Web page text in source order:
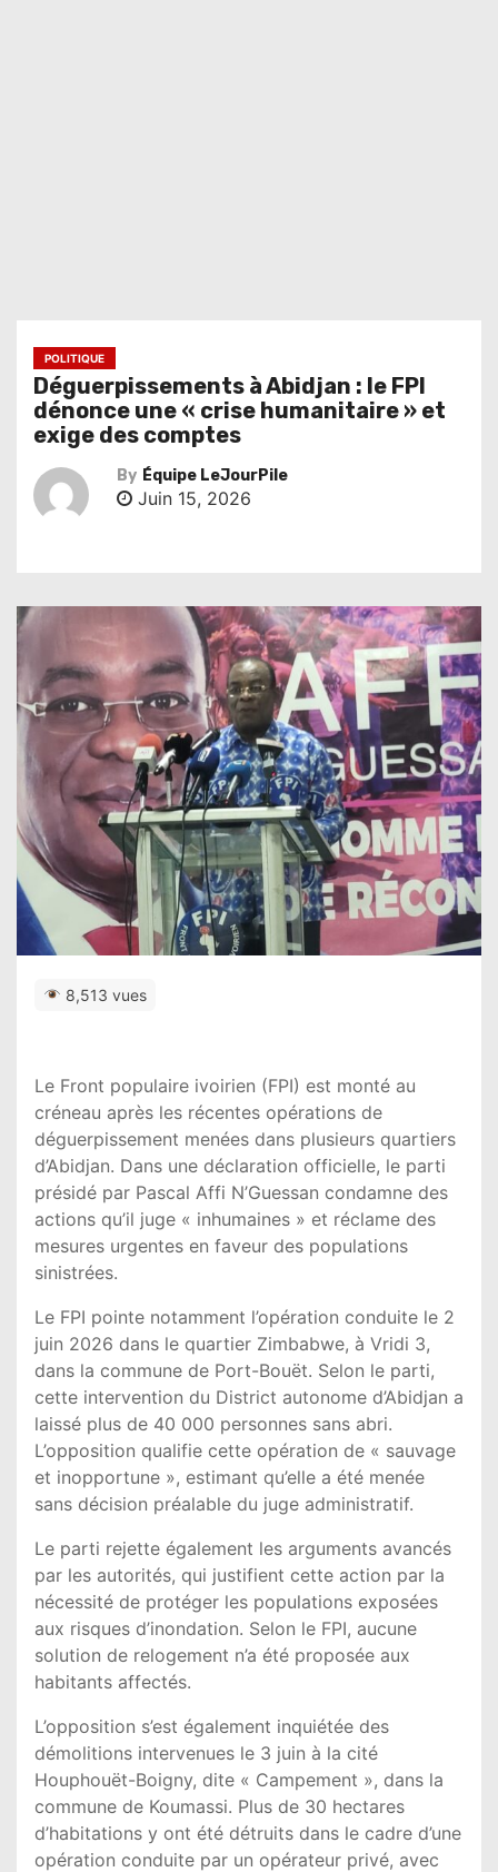
POLITIQUE
Déguerpissements à Abidjan : le FPI
dénonce une « crise humanitaire » et
exige des comptes
By Équipe LeJourPile
Juin 15, 2026
8,513 vues
Le Front populaire ivoirien (FPI) est monté au
créneau après les récentes opérations de
déguerpissement menées dans plusieurs quartiers
d’Abidjan. Dans une déclaration officielle, le parti
présidé par Pascal Affi N’Guessan condamne des
actions qu’il juge « inhumaines » et réclame des
mesures urgentes en faveur des populations
sinistrées.
Le FPI pointe notamment l’opération conduite le 2
juin 2026 dans le quartier Zimbabwe, à Vridi 3,
dans la commune de Port-Bouët. Selon le parti,
cette intervention du District autonome d’Abidjan a
laissé plus de 40 000 personnes sans abri.
L’opposition qualifie cette opération de « sauvage
et inopportune », estimant qu’elle a été menée
sans décision préalable du juge administratif.
Le parti rejette également les arguments avancés
par les autorités, qui justifient cette action par la
nécessité de protéger les populations exposées
aux risques d’inondation. Selon le FPI, aucune
solution de relogement n’a été proposée aux
habitants affectés.
L’opposition s’est également inquiétée des
démolitions intervenues le 3 juin à la cité
Houphouët-Boigny, dite « Campement », dans la
commune de Koumassi. Plus de 30 hectares
d’habitations y ont été détruits dans le cadre d’une
opération conduite par un opérateur privé, avec